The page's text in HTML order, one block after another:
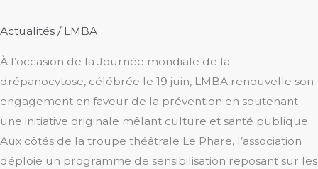
Actualités / LMBA
À l’occasion de la Journée mondiale de la
drépanocytose, célébrée le 19 juin, LMBA renouvelle son
engagement en faveur de la prévention en soutenant
une initiative originale mêlant culture et santé publique.
Aux côtés de la troupe théâtrale Le Phare, l’association
déploie un programme de sensibilisation reposant sur les